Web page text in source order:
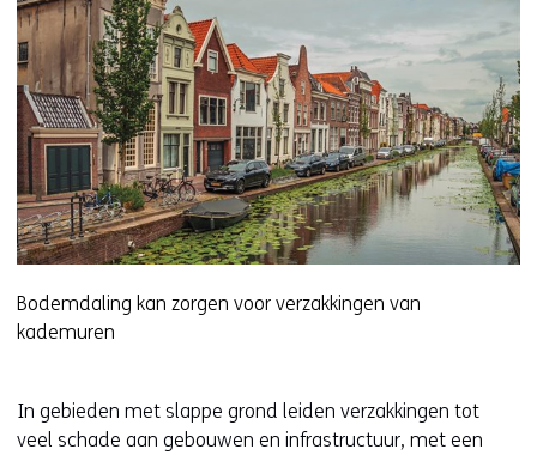
Bodemdaling kan zorgen voor verzakkingen van
kademuren
In gebieden met slappe grond leiden verzakkingen tot
veel schade aan gebouwen en infrastructuur, met een